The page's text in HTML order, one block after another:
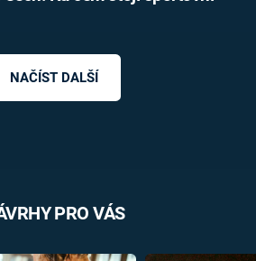
NAČÍST DALŠÍ
PRO VÁS